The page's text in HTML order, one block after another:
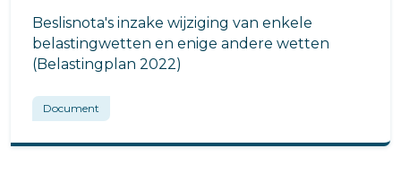
Beslisnota's inzake wijziging van enkele
belastingwetten en enige andere wetten
(Belastingplan 2022)
Document